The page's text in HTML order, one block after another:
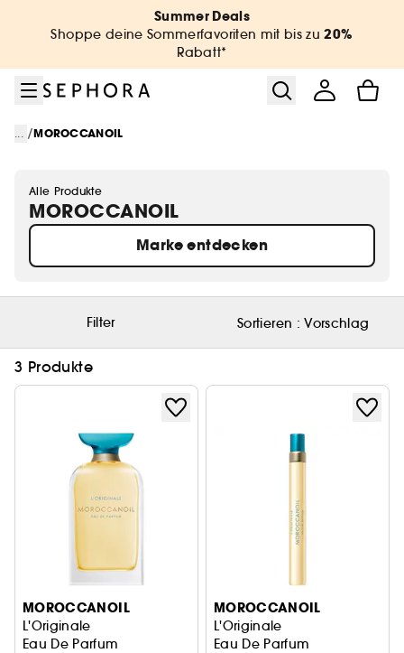
Summer Deals
Shoppe deine Sommerfavoriten mit bis zu20%
Rabatt*
... /MOROCCANOIL
Alle Produkte
MOROCCANOIL
Marke entdecken
Filter Sortieren :Vorschlag
3 Produkte
MOROCCANOIL
L'Originale
Eau De Parfum
MOROCCANOIL
L'Originale
Eau De Parfum